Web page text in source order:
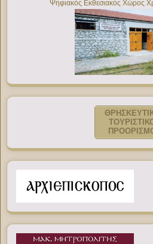
Ψηφιακός Εκθεσιακός Χώρος